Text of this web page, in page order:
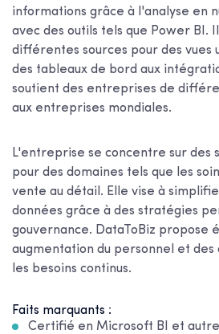
informations grâce à l'analyse en
avec des outils tels que Power BI.
différentes sources pour des vues
des tableaux de bord aux
soutient des entreprises de
aux entreprises mondiales.
L'entreprise se concentre sur des
pour des domaines tels que les
vente au détail. Elle vise à
données grâce à des stratégies
gouvernance. DataToBiz propose
augmentation du personnel et des
les besoins continus.
Faits marquants :
Certifié en Microsoft BI et